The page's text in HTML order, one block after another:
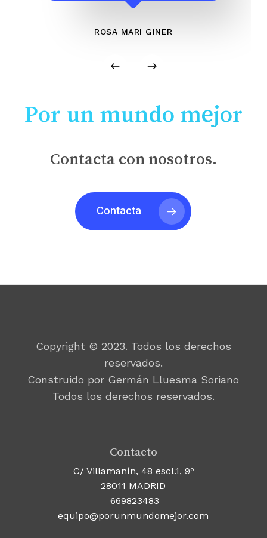
ROSA MARI GINER
Por un mundo mejor
Contacta con nosotros.
Contacta
Copyright © 2023. Todos los derechos
reservados.
Construido por Germán Lluesma Soriano
Todos los derechos reservados.
Contacto
C/ Villamanín, 48 escl.1, 9º
28011 MADRID
669823483
equipo@porunmundomejor.com